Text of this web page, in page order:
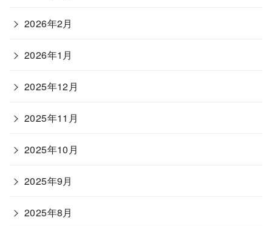
2026年2月
2026年1月
2025年12月
2025年11月
2025年10月
2025年9月
2025年8月